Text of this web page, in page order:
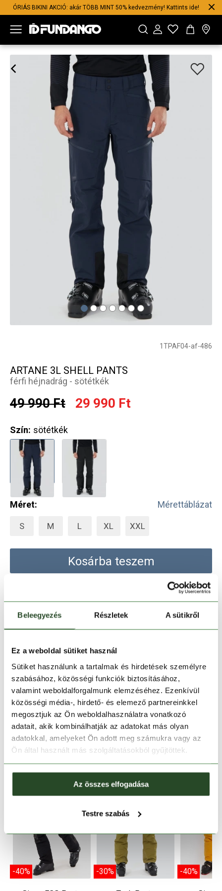
Beleegyezés Részletek A sütikről
Ez a weboldal sütiket használ
Sütiket használunk a tartalmak és hirdetések személyre
szabásához, közösségi funkciók biztosításához,
valamint weboldalforgalmunk elemzéséhez. Ezenkívül
közösségi média-, hirdető- és elemező partnereinkkel
megosztjuk az Ön weboldalhasználatra vonatkozó
adatait, akik kombinálhatják az adatokat más olyan
adatokkal, amelyeket Ön adott meg számukra vagy az
Ön által használt más szolgáltatásokból gyűjtöttek.
Az összes elfogadása
Testre szabás
ÓRIÁS BIKINI AKCIÓ: akár TÖBB MINT 50% kedvezmény! Kattints ide!
TERMÉKLEÍRÁS
TERMÉK RÉSZLETEK
1TPAF04-af-486
ARTANE 3L SHELL PANTS
férfi héjnadrág - sötétkék
49 990 Ft 29 990 Ft
Szín: sötétkék
Méret: Mérettáblázat
S M L XL XXL
Kosárba teszem
Foglalás
30 napos visszaküldés
1-2 munkanapos szállítás
HASONLÓ TERMÉKEK
-40% -30% -40%